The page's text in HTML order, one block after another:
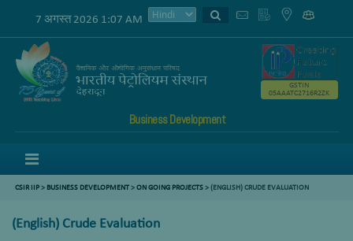
7 अगस्त 2026 1:07 AM
Business Development
GSTIN
05AAATC2716R2ZK
CSIR IIP> BUSINESS DEVELOPMENT>ON GOING PROJECTS> (ENGLISH) CRUDE EVALUATION
(English) Crude Evaluation